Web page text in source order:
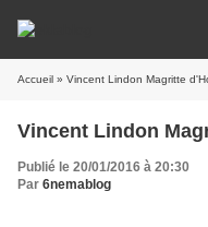
Accueil » Vincent Lindon Magritte
Vincent Lindon
Publié le 20/01/2016 à 20:30
Par 6nemablog